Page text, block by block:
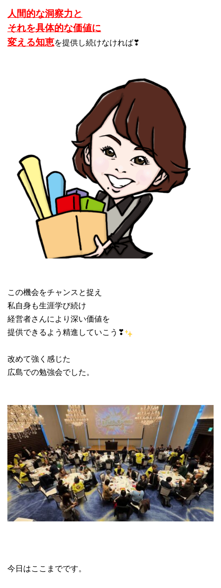
人間的な洞察力と
それを具体的な価値に
変える知恵を提供し続けなければ❣
この機会をチャンスと捉え
私自身も生涯学び続け
経営者さんにより深い価値を
提供できるよう精進していこう❣
改めて強く感じた
広島での勉強会でした。
今日はここまでです。